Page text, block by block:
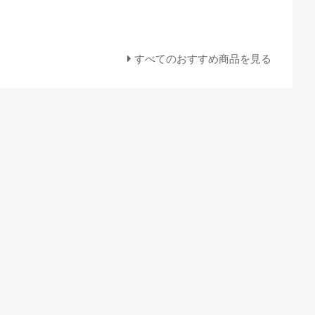
すべてのおすすめ商品を見る